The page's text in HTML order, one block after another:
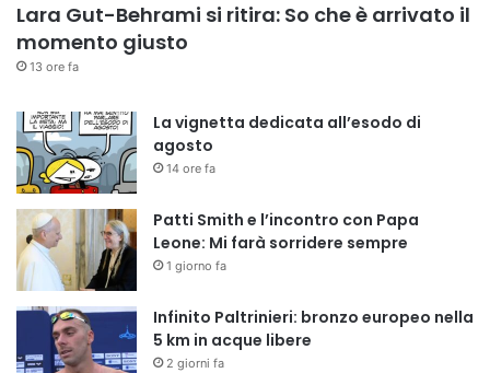
Lara Gut-Behrami si ritira: So che è arrivato il
momento giusto
13 ore fa
La vignetta dedicata all’esodo di
agosto
14 ore fa
Patti Smith e l’incontro con Papa
Leone: Mi farà sorridere sempre
1 giorno fa
Infinito Paltrinieri: bronzo europeo nella
5 km in acque libere
2 giorni fa